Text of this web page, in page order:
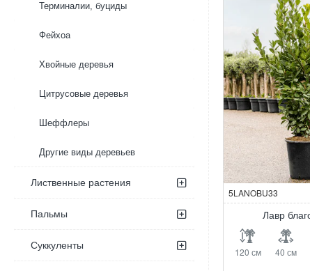
Терминалии, буциды
Фейхоа
Хвойные деревья
Цитрусовые деревья
Шеффлеры
Другие виды деревьев
Лиственные растения
Пальмы
Суккуленты
5LANOBU33
Лавр
120 см 40 см